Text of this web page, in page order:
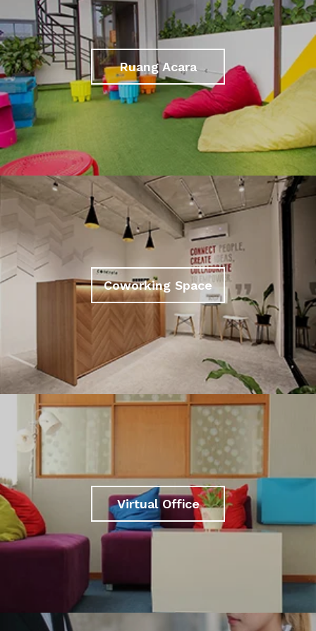
Ruang Acara
Coworking Space
Virtual Office